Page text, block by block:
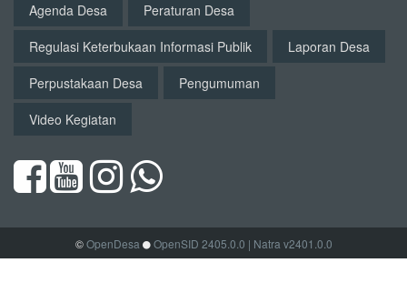
Agenda Desa
Peraturan Desa
Regulasi Keterbukaan Informasi Publik
Laporan Desa
Perpustakaan Desa
Pengumuman
Video Kegiatan
©OpenDesa OpenSID 2405.0.0 | Natra v2401.0.0